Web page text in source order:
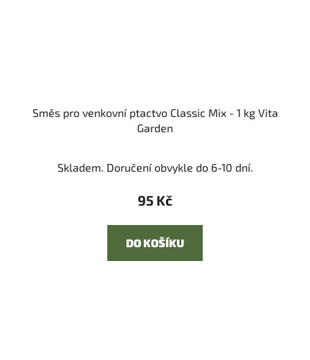
Směs pro venkovní ptactvo Classic Mix - 1 kg Vita
Garden
Skladem. Doručení obvykle do 6-10 dní.
95 Kč
DO KOŠÍKU